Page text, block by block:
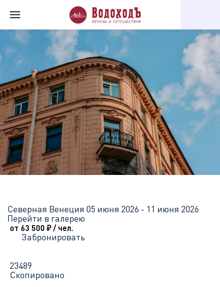
Северная Венеция 05 июня 2026 - 11 июня 2026
Перейти в галерею
от 63 500 ₽/ чел.
Забронировать
23489
Скопировано